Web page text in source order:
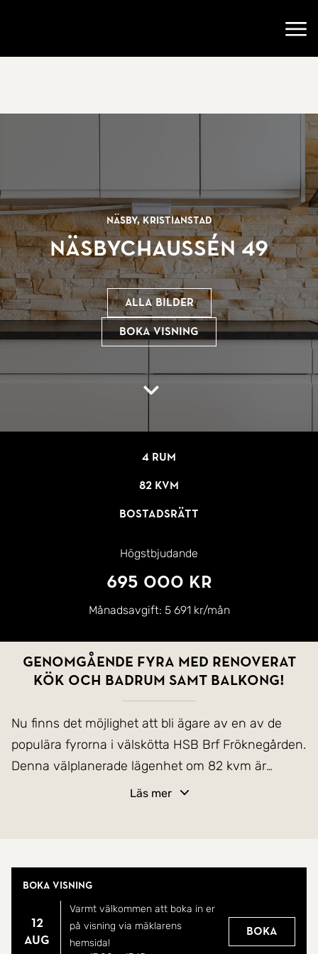
Näsby, Kristianstad
Näsbychaussén 49
Alla bilder
Boka visning
4 rum
82 kvm
Bostadsrätt
Högstbjudande
695 000 kr
Månadsavgift: 5 691 kr/mån
Genomgående fyra med renoverat
kök och badrum samt balkong!
Nu finns det möjlighet att bli ägare av en av de
populära fyrorna i välskötta HSB Brf Fröknegården.
Denna välplanerade lägenhet om 82 kvm är
placerad högst upp i huset vilket tillsammans med
sovrum, badrum, gästtoalett och hall. Omfattande
renoveringar har gjorts under senare år med fokus
på ljusa materialval som håller över tid. Köket
renoverades år 2022 (HTH-kök) i behaglig vit
Läs mer
Boka visning
12
aug
Varmt välkommen att boka in er
på visning via mäklarens
hemsida!
Boka